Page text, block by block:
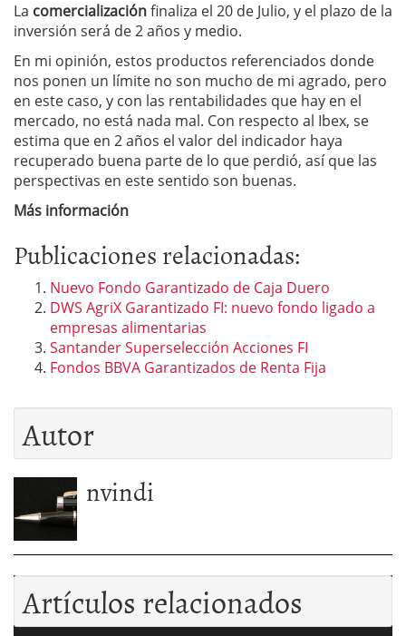
La comercializaciónfinaliza el 20 de Julio, y el plazo de la
inversión será de 2 años y medio.
En mi opinión, estos productos referenciados donde
nos ponen un límite no son mucho de mi agrado, pero
en este caso, y con las rentabilidades que hay en el
mercado, no está nada mal. Con respecto al Ibex, se
estima que en 2 años el valor del indicador haya
recuperado buena parte de lo que perdió, así que las
perspectivas en este sentido son buenas.
Más información
Publicaciones relacionadas:
Nuevo Fondo Garantizado de Caja Duero
DWS AgriX Garantizado FI: nuevo fondo ligado a
empresas alimentarias
Santander Superselección Acciones FI
Fondos BBVA Garantizados de Renta Fija
Autor
nvindi
Artículos relacionados